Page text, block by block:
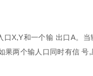
X,Y和一个输 出口A。当
果两个输人口同时有信 号